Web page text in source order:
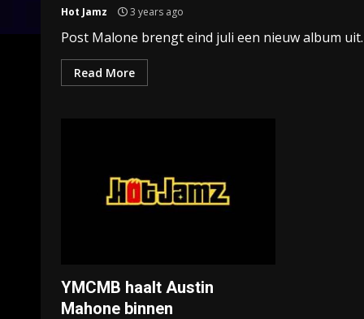
Hot Jamz 3 years ago
Post Malone brengt eind juli een nieuw album
Read More
YMCMB haalt Austin
Mahone binnen